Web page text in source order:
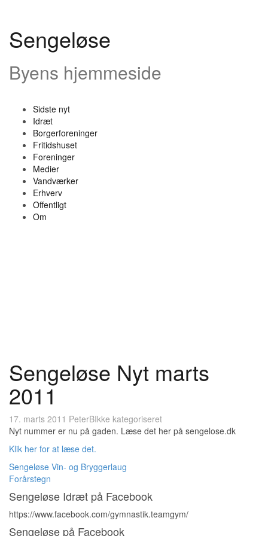
indholdSengeløse
Byens hjemmeside
Sidste nyt
Idræt
Borgerforeninger
Fritidshuset
Foreninger
Medier
Vandværker
Erhverv
Offentligt
Om
Sengeløse Nyt marts
2011
17. marts 2011 PeterBIkke kategoriseret
Nyt nummer er nu på gaden. Læse det her på sengelose.dk
Klik her for at læse det.
Indlægsnavigation
Sengeløse Vin- og Bryggerlaug
Forårstegn
Sengeløse Idræt på Facebook
https://www.facebook.com/gymnastik.teamgym/
Sengeløse på Facebook